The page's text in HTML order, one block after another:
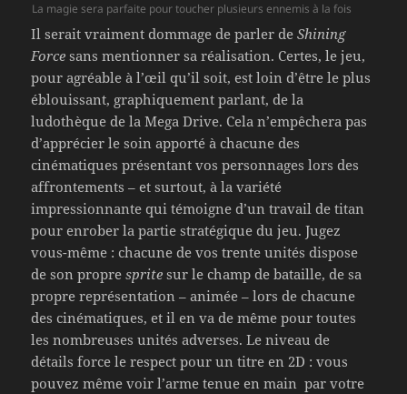
La magie sera parfaite pour toucher plusieurs ennemis à la fois
Il serait vraiment dommage de parler deShining
Force sans mentionner sa réalisation. Certes, le jeu,
pour agréable à l’œil qu’il soit, est loin d’être le plus
éblouissant, graphiquement parlant, de la
ludothèque de la Mega Drive. Cela n’empêchera pas
d’apprécier le soin apporté à chacune des
cinématiques présentant vos personnages lors des
affrontements – et surtout, à la variété
impressionnante qui témoigne d’un travail de titan
pour enrober la partie stratégique du jeu. Jugez
vous-même : chacune de vos trente unités dispose
de son propresprite sur le champ de bataille, de sa
propre représentation – animée – lors de chacune
des cinématiques, et il en va de même pour toutes
les nombreuses unités adverses. Le niveau de
détails force le respect pour un titre en 2D : vous
pouvez même voir l’arme tenue en main par votre